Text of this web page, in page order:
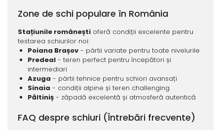
Zone de schi populare în România
Stațiunile româneștioferă condiții excelente pentru
testarea schiurilor noi:
Poiana Brașov- pârtii variate pentru toate nivelurile
Predeal- teren perfect pentru începători și
intermediari
Azuga - pârtii tehnice pentru schiori avansați
Sinaia - condiții alpine și teren challenging
Păltiniș- zăpadă excelentă și atmosferă autentică
FAQ despre schiuri (Întrebări frecvente)